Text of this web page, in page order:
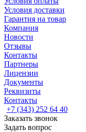
Условия доставки
Гарантия на товар
Компания
Новости
Отзывы
Контакты
Партнеры
Лицензии
Документы
Реквизиты
Контакты
+7 (343) 252 64 40
Заказать звонок
Задать вопрос